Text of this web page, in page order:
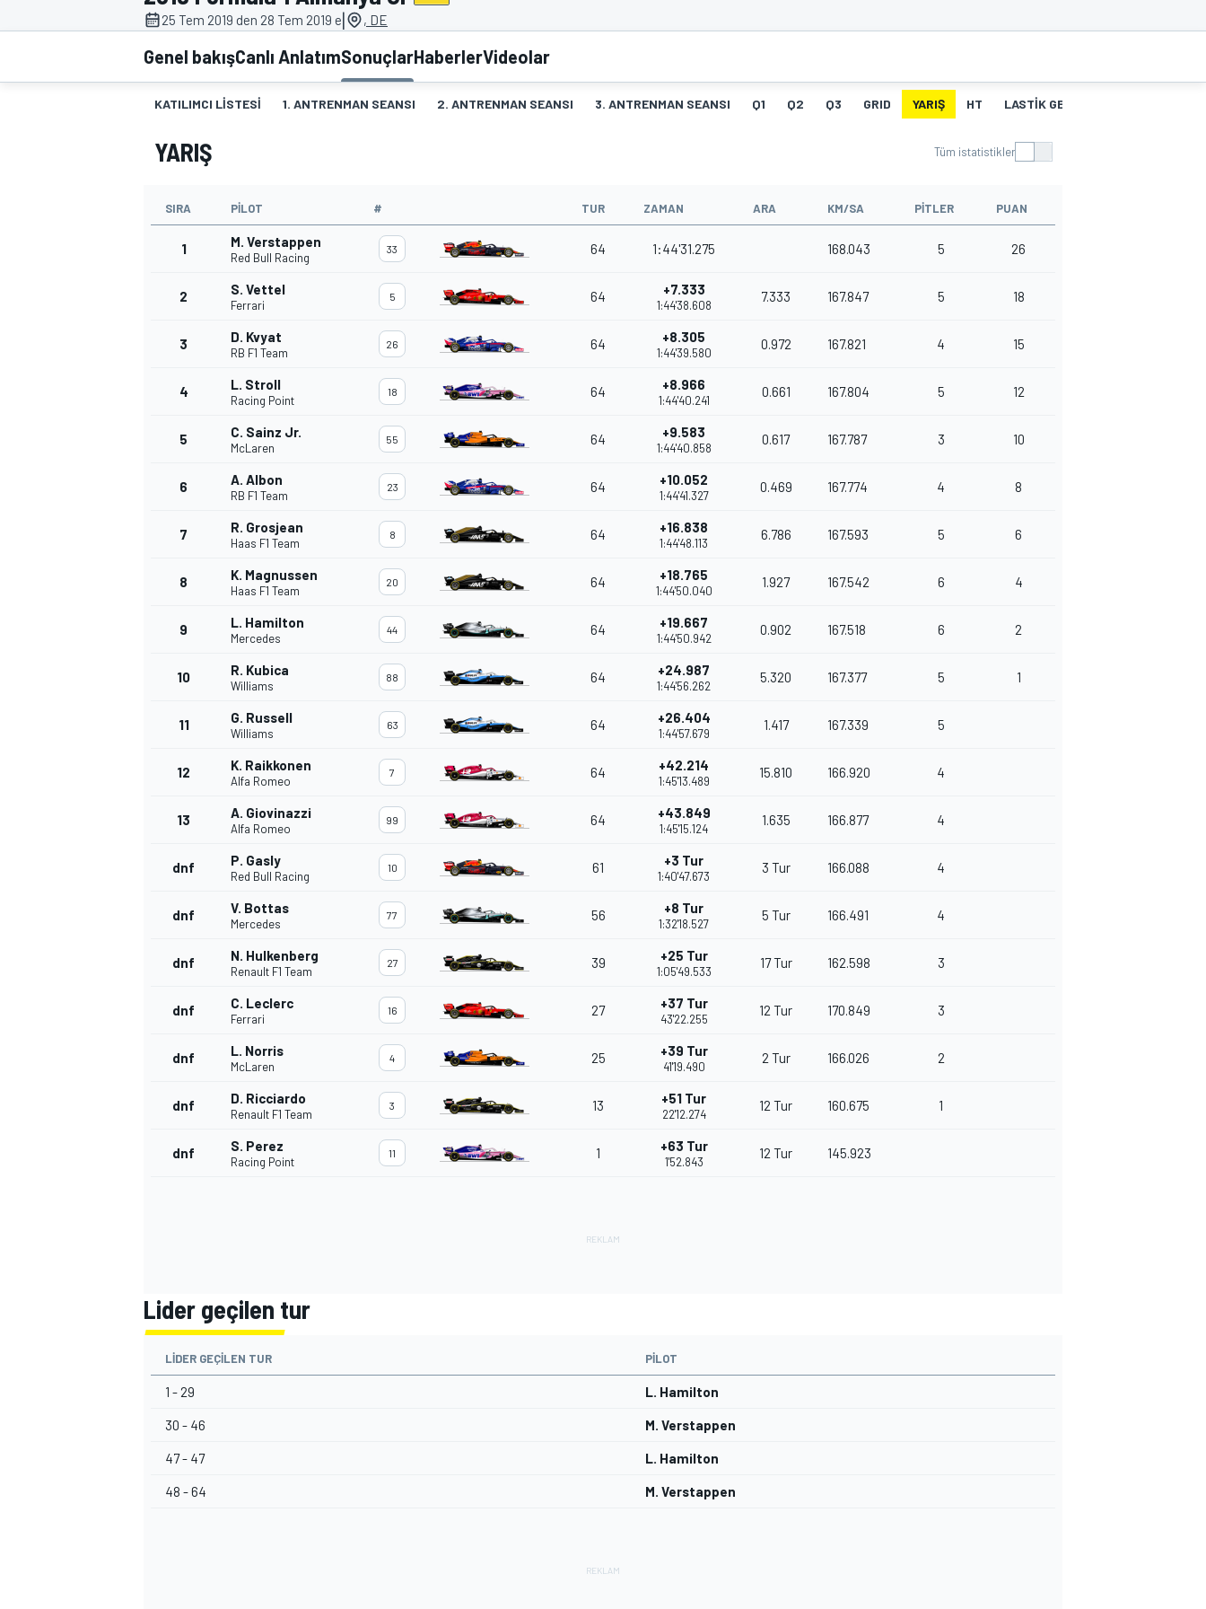
MOTOGP
WORLD SUPERBIKE
TÜRK SPORCULAR
25 Tem 2019 den 28 Tem 2019 e| , DE
Genel bakışCanlı AnlatımSonuçlarHaberlerVideolar
KATILIMCI LISTESI 1. ANTRENMAN SEANSI 2. ANTRENMAN SEANSI 3. ANTRENMAN SEANSI Q1 Q2 Q3 GRID YARIŞ HT LASTIK GEÇMIŞI
YARIŞ Tüm istatistikler
SIRA PILOT # TUR ZAMAN ARA KM/SA PITLER PUAN
1 M. Verstappen
Red Bull Racing
33 64 1:44'31.275 168.043 5 26
2 S. Vettel
Ferrari
5 64 +7.333
1:44'38.608
7.333 167.847 5 18
3 D. Kvyat
RB F1 Team
26 64 +8.305
1:44'39.580
0.972 167.821 4 15
4 L. Stroll
Racing Point
18 64 +8.966
1:44'40.241
0.661 167.804 5 12
5 C. Sainz Jr.
McLaren
55 64 +9.583
1:44'40.858
0.617 167.787 3 10
6 A. Albon
RB F1 Team
23 64 +10.052
1:44'41.327
0.469 167.774 4 8
7 R. Grosjean
Haas F1 Team
8 64 +16.838
1:44'48.113
6.786 167.593 5 6
8 K. Magnussen
Haas F1 Team
20 64 +18.765
1:44'50.040
1.927 167.542 6 4
9 L. Hamilton
Mercedes
44 64 +19.667
1:44'50.942
0.902 167.518 6 2
10 R. Kubica
Williams
88 64 +24.987
1:44'56.262
5.320 167.377 5 1
11 G. Russell
Williams
63 64 +26.404
1:44'57.679
1.417 167.339 5
12 K. Raikkonen
Alfa Romeo
7 64 +42.214
1:45'13.489
15.810 166.920 4
13 A. Giovinazzi
Alfa Romeo
99 64 +43.849
1:45'15.124
1.635 166.877 4
dnf P. Gasly
Red Bull Racing
10 61 +3 Tur
1:40'47.673
3 Tur 166.088 4
dnf V. Bottas
Mercedes
77 56 +8 Tur
1:32'18.527
5 Tur 166.491 4
dnf N. Hulkenberg
Renault F1 Team
27 39 +25 Tur
1:05'49.533
17 Tur 162.598 3
dnf C. Leclerc
Ferrari
16 27 +37 Tur
43'22.255
12 Tur 170.849 3
dnf L. Norris
McLaren
4 25 +39 Tur
41'19.490
2 Tur 166.026 2
dnf D. Ricciardo
Renault F1 Team
3 13 +51 Tur
22'12.274
12 Tur 160.675 1
dnf S. Perez
Racing Point
11 1 +63 Tur
1'52.843
12 Tur 145.923
Lider geçilen tur
LIDER GEÇILEN TUR PILOT
1 - 29 L. Hamilton
30 - 46 M. Verstappen
47 - 47 L. Hamilton
48 - 64 M. Verstappen